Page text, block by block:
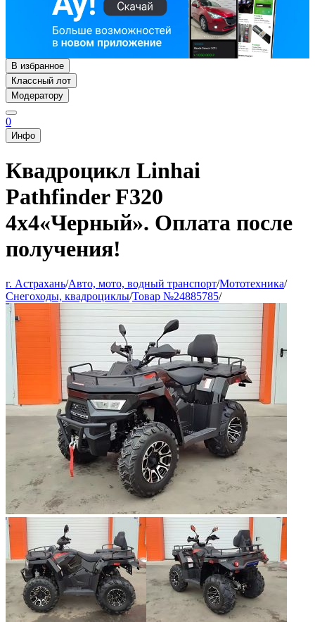
В избранное
Классный лот
Модератору
0
Инфо
Квадроцикл Linhai
Pathfinder F320
4х4«Черный». Оплата после
получения!
г. Астрахань/Авто, мото, водный транспорт/Мототехника/
Снегоходы, квадроциклы/Товар №24885785/